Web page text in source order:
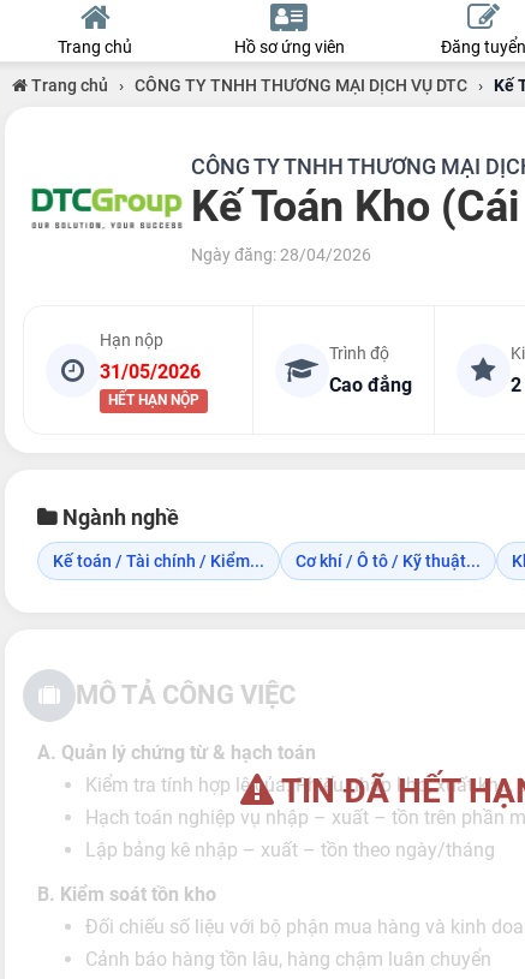
Trang chủ Hồ sơ ứng viên Đăng tuyển
Trang chủ › CÔNG TY TNHH THƯƠNG MẠI DỊCH VỤ DTC › Kế
CÔNG TY TNHH THƯƠNG MẠI
Kế Toán Kho
Ngày đăng: 28/04/2026
Hạn nộp
31/05/2026
HẾT HẠN NỘP
Trình độ
Cao đẳng 2
Ngành nghề
Kế toán / Tài chính / Kiểm... Cơ khí / Ô tô / Kỹ thuật...
TIN ĐÃ HẾT
MÔ TẢ CÔNG VIỆC
A. Quản lý chứng từ & hạch toán
Kiểm tra tính hợp lệ của: Phiếu nhập kho, xuất
Hạch toán nghiệp vụ nhập – xuất – tồn trên phần
Lập bảng kê nhập – xuất – tồn theo ngày/tháng
B. Kiểm soát tồn kho
Đối chiếu số liệu với bộ phận mua hàng và kinh
Cảnh báo hàng tồn lâu, hàng chậm luân chuyển